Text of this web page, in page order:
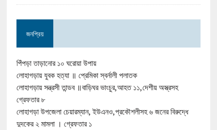
জনপ্রিয়
পিঁপড়া তাড়ানোর ১০ ঘরোয়া উপায়
লোহাগড়ায় যুবক হত্যা ॥ প্রেমিকা স্বর্নালী পলাতক
লোহাগড়ায় সন্ত্রসী তান্ডব ॥বাড়িঘর ভাংচুর,আহত ১১,দেশীয় অস্ত্রসহ
গ্রেফতার ৮
লোহাগড়া উপজেলা চেয়ারম্যান, ইউএনও,প্রকৌশলীসহ ৬ জনের বিরুদ্ধে
দুদকের ২ মামলা । গ্রেফতার ১